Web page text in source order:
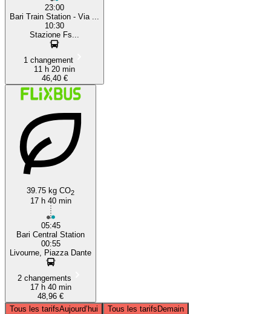
23:00
Bari Train Station - Via ...
10:30
Stazione Fs...
1 changement
11 h 20 min
46,40 €
39.75 kg CO2
17 h 40 min
05:45
Bari Central Station
00:55
Livourne, Piazza Dante
2 changements
17 h 40 min
48,96 €
Tous les tarifsAujourd’hui Tous les tarifsDemain